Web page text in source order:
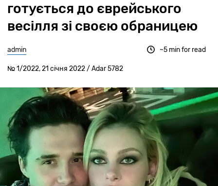
готується до єврейського
весілля зі своєю обраницею
admin
№ 1/2022, 21 січня 2022 / Adar 5782
~5 min for read